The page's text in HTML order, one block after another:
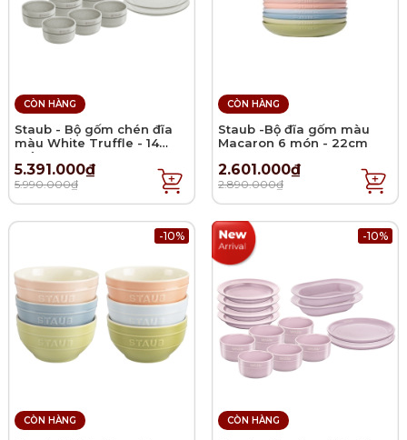
CÒN HÀNG
Staub - Bộ gốm chén đĩa
màu White Truffle - 14
món
5.391.000₫
5.990.000₫
CÒN HÀNG
Staub -Bộ đĩa gốm màu
Macaron 6 món - 22cm
2.601.000₫
2.890.000₫
-10%
CÒN HÀNG
-10%
CÒN HÀNG